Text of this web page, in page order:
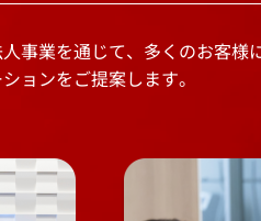
業を通じて、多くのお客様
ョンをご提案します。